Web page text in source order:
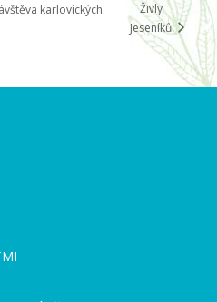
karlovických
Živly
Jeseníků